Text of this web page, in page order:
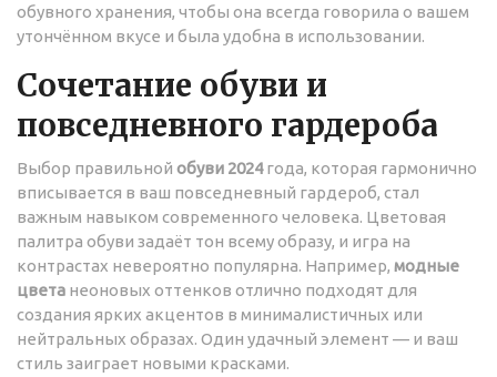
обувного хранения, чтобы она всегда говорила о вашем
утончённом вкусе и была удобна в использовании.
Сочетание обуви и
повседневного гардероба
Выбор правильной обуви 2024года, которая гармонично
вписывается в ваш повседневный гардероб, стал
важным навыком современного человека. Цветовая
палитра обуви задаёт тон всему образу, и игра на
контрастах невероятно популярна. Например, модные
цвета неоновых оттенков отлично подходят для
создания ярких акцентов в минималистичных или
нейтральных образах. Один удачный элемент — и ваш
стиль заиграет новыми красками.